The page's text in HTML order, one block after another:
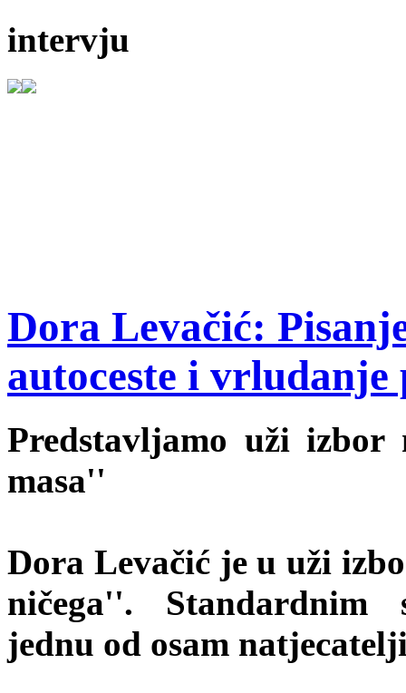
intervju
Dora Levačić:
autoceste i vrludanje
Predstavljamo uži
masa''
Dora Levačić je u uži
ničega''. Standardnim
jednu od osam